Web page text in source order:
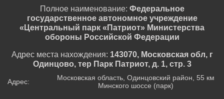
Полное наименование: Федеральное
государственное автономное учреждение
«Центральный парк «Патриот» Министерства
обороны Российской Федерации
Адрес места нахождения: 143070, Московская обл, г
Одинцово, тер Парк Патриот, д. 1, стр. 3
Адрес:
Московская область, Одинцовский район, 55 км
Минского шоссе (парк)